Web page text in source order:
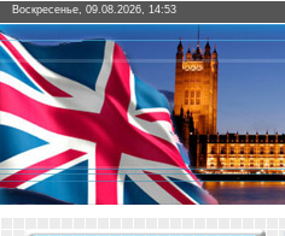
Воскресенье, 09.08.2026, 14:53